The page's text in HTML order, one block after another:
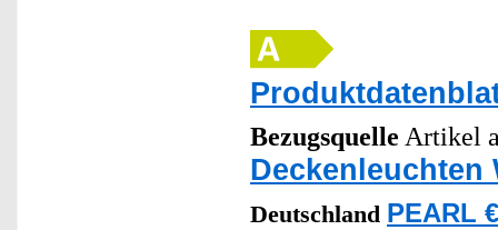
Bezugsquelle Artikel
Deckenleuchten
Deutschland PEARL